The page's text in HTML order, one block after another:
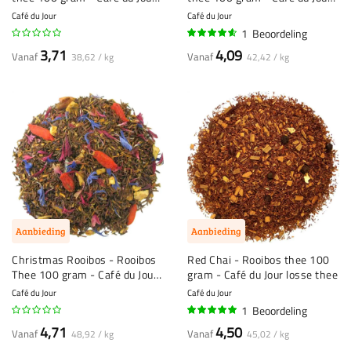
losse thee
Café du Jour
Vanaf 3,71 38,62 / kg
losse thee
Café du Jour
1 Beoordeling
Vanaf4,09 42,42 / kg
Aanbieding
Christmas Rooibos - Rooibos
Thee 100 gram - Café du Jour
losse thee
Café du Jour
Vanaf4,71 48,92 / kg
Aanbieding
Red Chai - Rooibos thee 100
gram - Café du Jour losse thee
Café du Jour
1 Beoordeling
Vanaf4,50 45,02 / kg